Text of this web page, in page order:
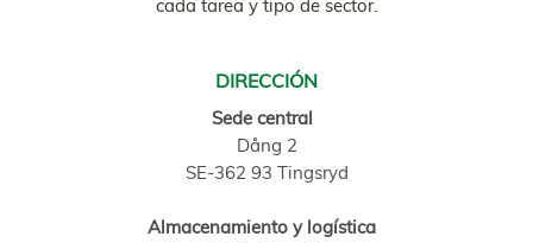
cada tarea y tipo de sector.
DIRECCIÓN
Sede central
Dång 2
SE-362 93 Tingsryd
Almacenamiento y logística